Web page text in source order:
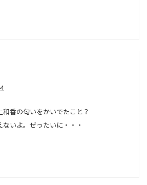
香の匂いをかいでたこと？
いよ。ぜったいに・・・